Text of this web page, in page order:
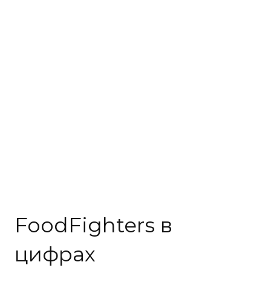
FoodFighters в
цифрах